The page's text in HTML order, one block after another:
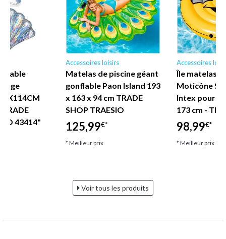
43414"
Accessoires loisirs
Matelas de piscine géant
gonflable Paon Island 193
x 163 x 94 cm TRADE
SHOP TRAESIO
125,99€*
* Meilleur prix
Accessoires
Île matelas
Moticône
Intex pour
173 cm -
98,99€*
* Meilleur prix
Voir tous les produits